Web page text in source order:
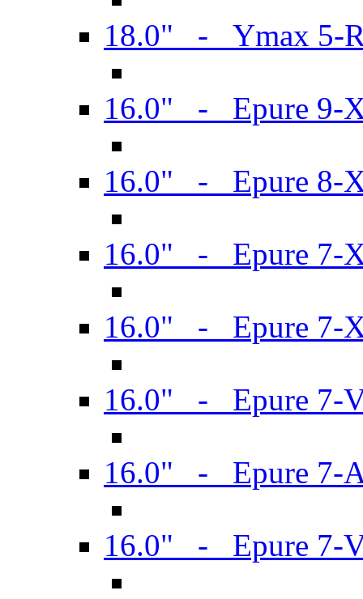
18.0" - Ymax 5-
16.0" - Epure 9-
16.0" - Epure 8-
16.0" - Epure 7-
16.0" - Epure 7-
16.0" - Epure 7-
16.0" - Epure 7-
16.0" - Epure 7-